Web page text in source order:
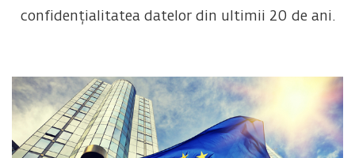
confidențialitatea datelor din ultimii 20 de ani.